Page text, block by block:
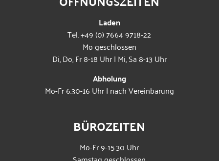
Laden
Tel. +49 (0) 7664 9718-22
Mo geschlossen
Di, Do, Fr 8-18 Uhr | Mi, Sa 8-13 Uhr
Abholung
Mo-Fr 6.30-16 Uhr | nach Vereinbarung
BÜROZEITEN
Mo-Fr 9-15.30 Uhr